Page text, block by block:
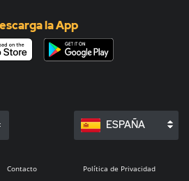
la App
ESPAÑA
Contacto Política de Privacidad